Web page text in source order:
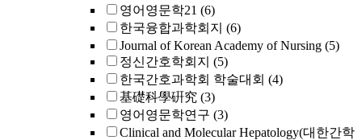
영어영문학21 (6)
한국융합과학회지 (6)
Journal of Korean Academy of Nursing (5)
정신간호학회지 (5)
한국간호과학회 학술대회 (4)
基礎科學硏究 (3)
영어영문학연구 (3)
Clinical and Molecular Hepatology(대한간학